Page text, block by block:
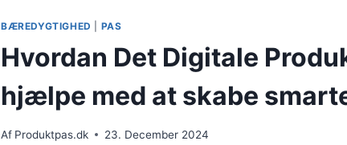
BÆREDYGTIGHED PAS
Hvordan Det Digitale
hjælpe med at skabe
Af Produktpas.dk 23. December 2024